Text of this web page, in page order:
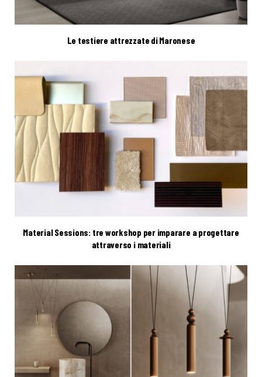
Le testiere attrezzate di Maronese
Material Sessions: tre workshop per imparare a progettare
attraverso i materiali